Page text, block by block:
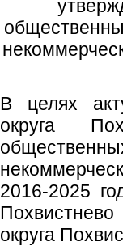
В целях
округа
2016-2025
округа